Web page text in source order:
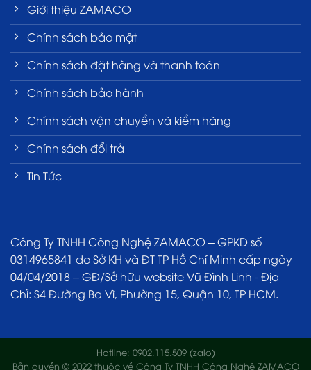
Giới thiệu ZAMACO
Chính sách bảo mật
Chính sách đặt hàng và thanh toán
Chính sách bảo hành
Chính sách vận chuyển và kiểm hàng
Chính sách đổi trả
Tin Tức
Công Ty TNHH Công Nghệ ZAMACO – GPKD số
0314965841 do Sở KH và ĐT TP Hồ Chí Minh cấp ngày
04/04/2018 – GĐ/Sở hữu website Vũ Đình Linh - Địa
Chỉ: S4 Đường Ba Vì, Phường 15, Quận 10, TP HCM.
Hotline: 0902.115.509 (zalo)
Bản quyền © 2022 thuộc về Công Ty TNHH Công Nghệ ZAMACO